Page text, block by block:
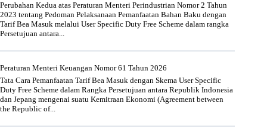
Perubahan Kedua atas Peraturan Menteri Perindustrian Nomor 2 Tahun
2023 tentang Pedoman Pelaksanaan Pemanfaatan Bahan Baku dengan
Tarif Bea Masuk melalui User Specific Duty Free Scheme dalam rangka
Persetujuan antara...
Peraturan Menteri Keuangan Nomor 61 Tahun 2026
Tata Cara Pemanfaatan Tarif Bea Masuk dengan Skema User Specific
Duty Free Scheme dalam Rangka Persetujuan antara Republik Indonesia
dan Jepang mengenai suatu Kemitraan Ekonomi (Agreement between
the Republic of...